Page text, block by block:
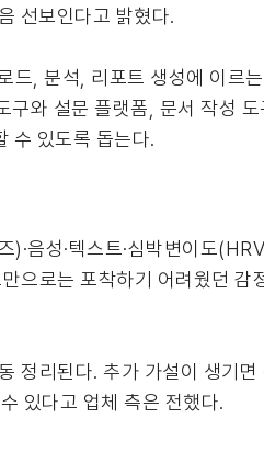
선보인다고 밝혔다.
드, 분석, 리포트 생성에 이
설문 플랫폼, 문서 작성 도
수 있도록 돕는다.
음성·텍스트·심박변이도
으로는 포착하기 어려웠던
정리된다. 추가 가설이 생기
있다고 업체 측은 전했다.